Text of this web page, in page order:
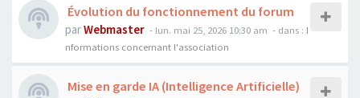
Évolution du fonctionnement du forum
parWebmaster - lun. mai 25, 2026 10:30 am - dans : I
nformations concernant l'association
Mise en garde IA (Intelligence Artificielle)